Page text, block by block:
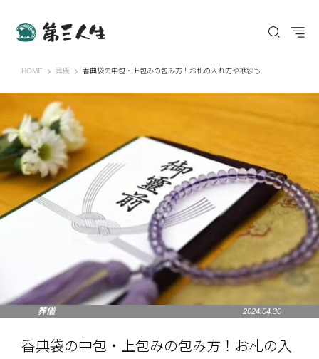
HOME 第三人生 〜寄り道の歩き方〜
葬儀 香典袋の中包・上包みの包み方！お札の入れ方や袱紗も
葬儀 2024.04.30
香典袋の中包・上包みの包み方！お札の入